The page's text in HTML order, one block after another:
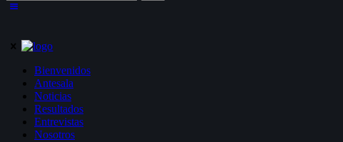
Bienvenidos
Antesala
Noticias
Resultados
Entrevistas
Nosotros